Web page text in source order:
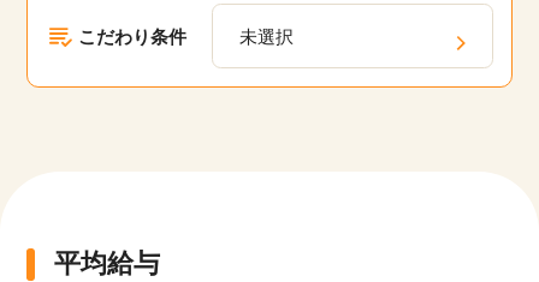
こだわり条件 未選択
平均給与
該当件数
9,874 件
他の条件を選択